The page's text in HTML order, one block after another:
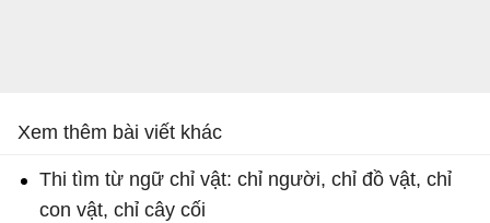
Xem thêm bài viết khác
Thi tìm từ ngữ chỉ vật: chỉ người, chỉ đồ vật, chỉ
con vật, chỉ cây cối